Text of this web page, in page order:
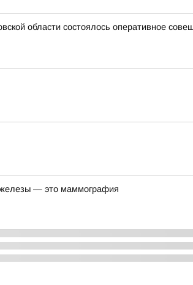
области состоялось оперативное
железы — это маммография